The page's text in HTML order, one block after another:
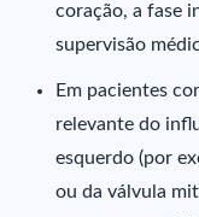
coração, a fase
supervisão
Em pacientes
relevante do
esquerdo (por
ou da válvula